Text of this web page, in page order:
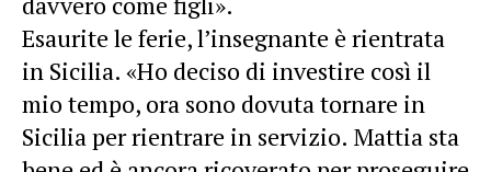
Esaurite le ferie, l’insegnante è rientrata
in Sicilia. «Ho deciso di investire così il
mio tempo, ora sono dovuta tornare in
Sicilia per rientrare in servizio. Mattia sta